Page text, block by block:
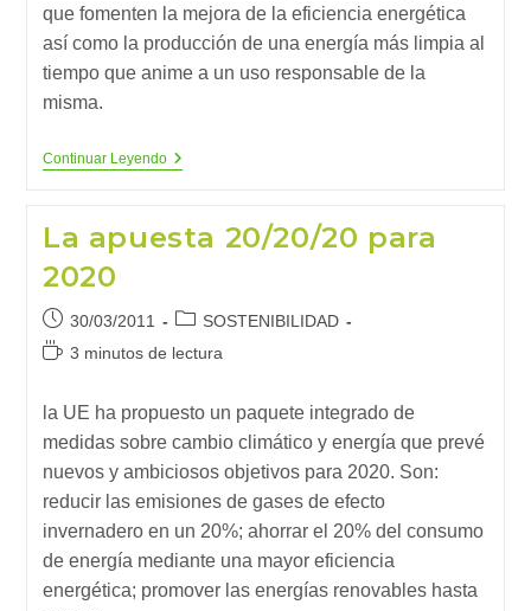
que fomenten la mejora de la eficiencia energética
así como la producción de una energía más limpia al
tiempo que anime a un uso responsable de la
misma.
Continuar LeyendoEl
Alcaldes
La apuesta 20/20/20 para
2020
Publicación
de
30/03/2011
Categoría
de
SOSTENIBILIDAD
Tiempo3 minutos de lectura
la UE ha propuesto un paquete integrado de
medidas sobre cambio climático y energía que prevé
nuevos y ambiciosos objetivos para 2020. Son:
reducir las emisiones de gases de efecto
invernadero en un 20%; ahorrar el 20% del consumo
de energía mediante una mayor eficiencia
energética; promover las energías renovables hasta